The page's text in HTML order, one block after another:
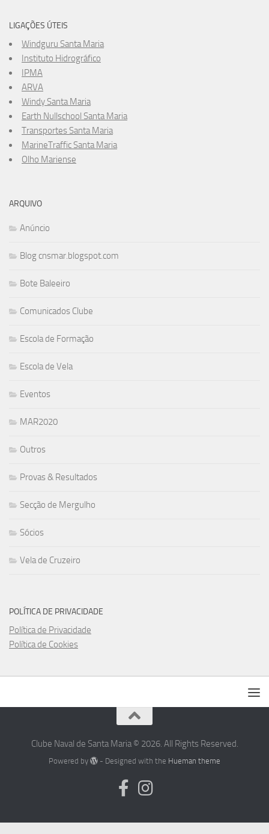
LIGAÇÕES ÚTEIS
Windguru Santa Maria
Instituto Hidrográfico
IPMA
ARVA
Windy Santa Maria
Earth Nullschool Santa Maria
Transportes Santa Maria
MarineTraffic Santa Maria
Olho Mariense
ARQUIVO
Anúncio
Blog cnsmar.blogspot.com
Bote Baleeiro
Comunicados Clube
Escola de Formação
Escola de Vela
Eventos
MAR2020
Outros
Provas & Resultados
Secção de Mergulho
Sócios
Vela de Cruzeiro
POLÍTICA DE PRIVACIDADE
Política de Privacidade
Política de Cookies
Clube Naval de Santa Maria © 2026. All Rights Reserved.
Powered by - Designed with the Hueman theme